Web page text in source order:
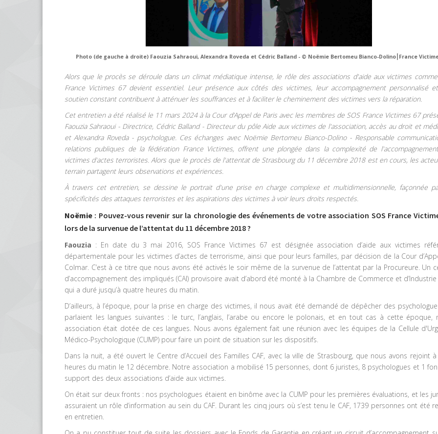
Photo (de gauche à droite) Faouzia Sahraoui, Alexandra Roveda et Cédric Balland - © Noëmie Bertomeu Bianco-Dolino⎮France
Alors que le procès se déroule dans un climat médiatique intense, le rôle des associations d'aide aux victimes comme
France Victimes 67 devient essentiel. Leur présence aux côtés des victimes, leur accompagnement personnalisé
soutien constant contribuent à atténuer les souffrances et à faciliter le cheminement des victimes vers la réparation.
Cet entretien a été réalisé le 11 mars 2024 à la Cour d’Appel de Paris avec les membres de SOS France Victimes 67
Faouzia Sahraoui - Directrice, Cédric Balland - Directeur du pôle Aide aux victimes de l'association, accès au droit et
et Alexandra Roveda - psychologue. Ces échanges avec Noëmie Bertomeu Bianco-Dolino - Responsable
relations publiques de la fédération France Victimes, offrent une plongée dans la complexité de
victimes d'actes terroristes. Alors que le procès de l'attentat de Strasbourg du 11 décembre 2018 est en cours, les
terrain partagent leurs observations et expériences.
À travers cet entretien, se dessine le portrait d'une prise en charge complexe et multidimensionnelle, façonnée
spécificités des attaques terroristes et les aspirations des victimes à voir leurs droits respectés.
Noëmie : Pouvez-vous revenir sur la chronologie des événements de votre association SOS France
lors de la survenue de l’attentat du 11 décembre 2018 ?
Faouzia : En date du 3 mai 2016, SOS France Victimes 67 est désignée association d’aide aux victimes
départementale pour les victimes d’actes de terrorisme, ainsi que pour leurs familles, par décision de la Cour
Colmar. C’est à ce titre que nous avons été activés le soir même de la survenue de l’attentat par la Procureure. Un
d’accompagnement des impliqués (CAI) provisoire avait d’abord été monté à la Chambre de Commerce et d’Industrie
qui a duré jusqu’à quatre heures du matin.
D’ailleurs, à l’époque, pour la prise en charge des victimes, il nous avait été demandé de dépêcher des
parlaient les langues suivantes : le turc, l’anglais, l’arabe ou encore le polonais, et en tout cas à cette époque,
association était dotée de ces langues. Nous avons également fait une réunion avec les équipes de la Cellule
Médico-Psychologique (CUMP) pour faire un point de situation sur les dispositifs.
Dans la nuit, a été ouvert le Centre d’Accueil des Familles CAF, avec la ville de Strasbourg, que nous avons rejoint
heures du matin le 12 décembre. Notre association a mobilisé 15 personnes, dont 6 juristes, 8 psychologues et 1
support des deux associations d’aide aux victimes.
On était sur deux fronts : nos psychologues étaient en binôme avec la CUMP pour les premières évaluations, et les
assuraient un rôle d’information au sein du CAF. Durant les cinq jours où s’est tenu le CAF, 1739 personnes ont été
en entretien.